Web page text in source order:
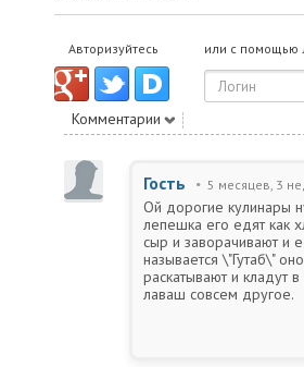
Авторизуйтесь или с помощью
Комментарии
Гость 5 месяцев, 3
Ой дорогие кулинары
лепешка его едят как
сыр и заворачивают и
называется \"Гутаб\"
раскатывают и кладут
лаваш совсем другое.